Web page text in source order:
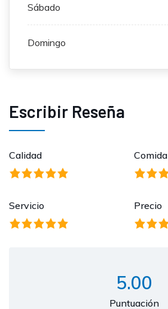
Sábado
Domingo
Escribir Reseña
Calidad Comida
Servicio Precio
5.00
Puntuación